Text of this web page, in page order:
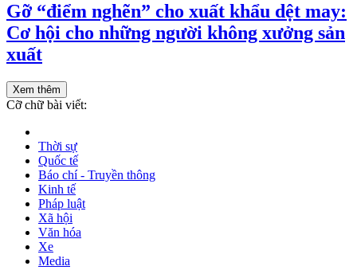
Gỡ “điểm nghẽn” cho xuất khẩu dệt may:
Cơ hội cho những người không xưởng sản
xuất
Xem thêm
Cỡ chữ bài viết:
Thời sự
Quốc tế
Báo chí - Truyền thông
Kinh tế
Pháp luật
Xã hội
Văn hóa
Xe
Media